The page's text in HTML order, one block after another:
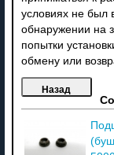
условиях не был
обнаружении на
попытки
обмену или